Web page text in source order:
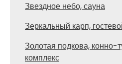
Звездное небо, сауна
Зеркальный карп,
Золотая подкова, конно-
комплекс